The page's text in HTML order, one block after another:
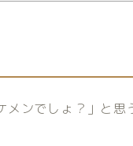
メンでしょ？」と思